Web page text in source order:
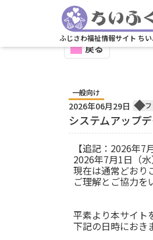
ふじさわ福祉情報サイト ちい
戻る
一般向け
2026年06月29日
システムアップ
【追記：2026年7
2026年7月1日（
現在は通常どおり
ご理解とご協力を
平素より本サイト
下記の日時におき